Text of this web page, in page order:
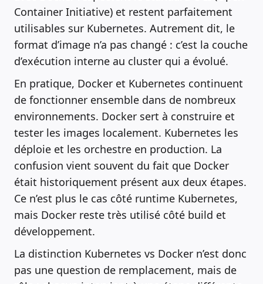
Container Initiative) et restent parfaitement
utilisables sur Kubernetes. Autrement dit, le
format d’image n’a pas changé : c’est la couche
d’exécution interne au cluster qui a évolué.
En pratique, Docker et Kubernetes continuent
de fonctionner ensemble dans de nombreux
environnements. Docker sert à construire et
tester les images localement. Kubernetes les
déploie et les orchestre en production. La
confusion vient souvent du fait que Docker
était historiquement présent aux deux étapes.
Ce n’est plus le cas côté runtime Kubernetes,
mais Docker reste très utilisé côté build et
développement.
La distinction Kubernetes vs Docker n’est donc
pas une question de remplacement, mais de